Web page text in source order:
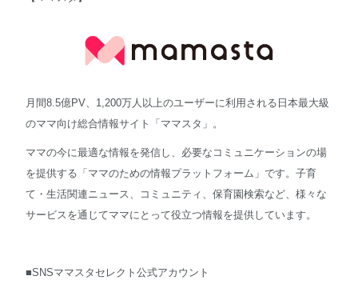
月間8.5億PV、1,200万人以上のユーザーに利用される日本最大級
のママ向け総合情報サイト「ママスタ」。
ママの今に最適な情報を発信し、必要なコミュニケーションの場
を提供する「ママのための情報プラットフォーム」です。子育
て・生活関連ニュース、コミュニティ、保育園検索など、様々な
サービスを通じてママにとって役立つ情報を提供しています。
■SNSママスタセレクト公式アカウント